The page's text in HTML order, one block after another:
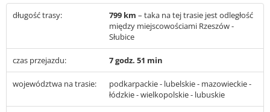
długość trasy: 799 km – taka na tej trasie jest odległość
między miejscowościami Rzeszów -
Słubice
czas przejazdu: 7 godz. 51 min
województwa na trasie:
podkarpackie - lubelskie - mazowieckie -
łódzkie - wielkopolskie - lubuskie